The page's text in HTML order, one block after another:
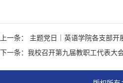
上一条： 主题党日｜英语学院各支部开
下一条：我校召开第九届教职工代表